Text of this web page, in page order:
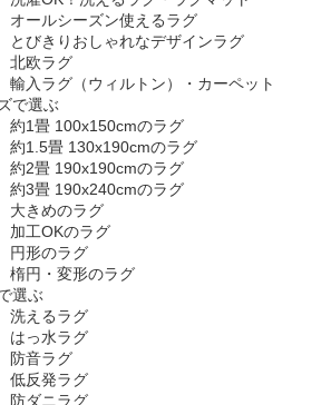
オールシーズン使えるラグ
とびきりおしゃれなデザインラグ
北欧ラグ
輸入ラグ（ウィルトン）・カーペット
で選ぶ
約1畳 100x150cmのラグ
約1.5畳 130x190cmのラグ
約2畳 190x190cmのラグ
約3畳 190x240cmのラグ
大きめのラグ
加工OKのラグ
円形のラグ
楕円・変形のラグ
選ぶ
洗えるラグ
はっ水ラグ
防音ラグ
低反発ラグ
防ダニラグ